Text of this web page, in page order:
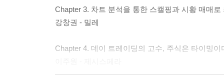
Chapter 3. 차트 분석을 통한 스캘핑과 시황 매매
강창권 - 밀레
Chapter 4. 데이 트레이딩의 고수, 주식은 타이밍이